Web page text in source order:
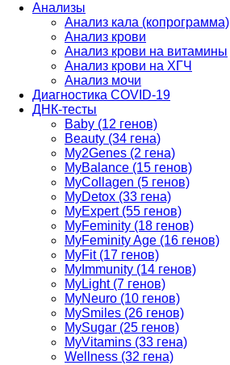
Анализы
Анализ кала (копрограмма)
Анализ крови
Анализ крови на витамины
Анализ крови на ХГЧ
Анализ мочи
Диагностика COVID-19
ДНК-тесты
Baby (12 генов)
Beauty (34 гена)
My2Genes (2 гена)
MyBalance (15 генов)
MyCollagen (5 генов)
MyDetox (33 гена)
MyExpert (55 генов)
MyFeminity (18 генов)
MyFeminity Age (16 генов)
MyFit (17 генов)
MyImmunity (14 генов)
MyLight (7 генов)
MyNeuro (10 генов)
MySmiles (26 генов)
MySugar (25 генов)
MyVitamins (33 гена)
Wellness (32 гена)